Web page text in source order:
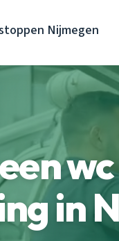
Nijmegen
wc
in